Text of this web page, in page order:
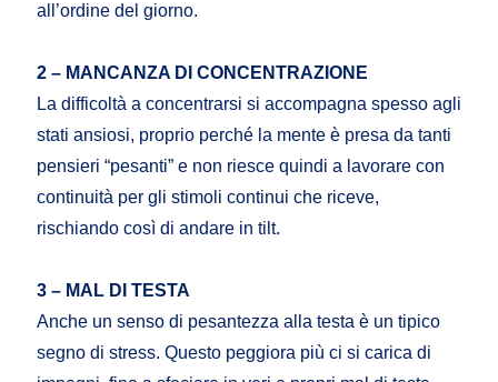
all’ordine del giorno.
2 – MANCANZA DI CONCENTRAZIONE
La difficoltà a concentrarsi si accompagna spesso agli
stati ansiosi, proprio perché la mente è presa da tanti
pensieri “pesanti” e non riesce quindi a lavorare con
continuità per gli stimoli continui che riceve,
rischiando così di andare in tilt.
3 – MAL DI TESTA
Anche un senso di pesantezza alla testa è un tipico
segno di stress. Questo peggiora più ci si carica di